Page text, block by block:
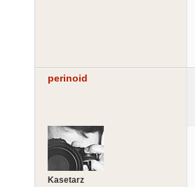
perinoid
Kasetarz